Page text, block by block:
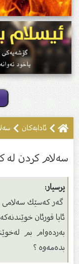
ئادابەکان
سەلام کردن لە
پرسیار:
گەر كەسێك سەلامی
ئایا قورئان
بەردەوام بم
بدەمەوە ؟